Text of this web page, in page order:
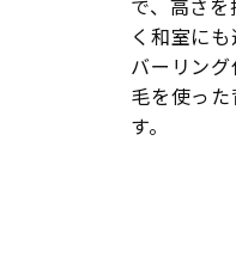
で、高さ
く和室に
バーリン
毛を使っ
す。